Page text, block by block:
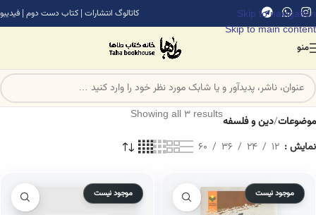
Skip to navigation
Skip to main content
کاتالوگ انتشارات | کتاب دست دوم | فیدیبو
منو
موضوعات/دین و فلسفهShowing all 3 results
نمایش 12
24
36
60
موجود نیست موجود نیست